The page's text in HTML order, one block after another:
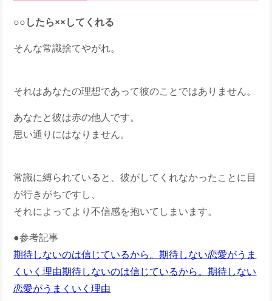
○○したら××してくれる
そんな常識捨てやがれ。
それはあなたの理想であって彼のことではありません。
あなたと彼は赤の他人です。
思い通りにはなりません。
常識に縛られていると、彼がしてくれなかったことに目
が行きがちですし、
それによってより不信感を抱いてしまいます。
●参考記事
期待しないのは信じているから。期待しない恋愛がうま
くいく理由期待しないのは信じているから。期待しない
恋愛がうまくいく理由